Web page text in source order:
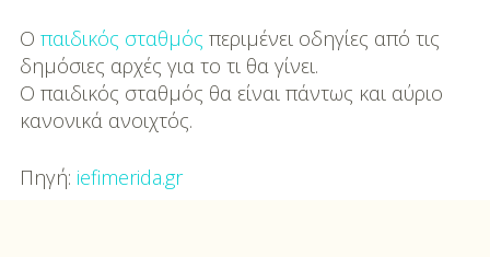
Διάσημες
Βαπτίσεις
Σπίτι
Παιδικό Δωμάτιο
Ο παιδικός σταθμός περιμένει οδηγίες από τις
δημόσιες αρχές για το τι θα γίνει.
Ο παιδικός σταθμός θα είναι πάντως και αύριο
κανονικά ανοιχτός.
Πηγή: iefimerida.gr